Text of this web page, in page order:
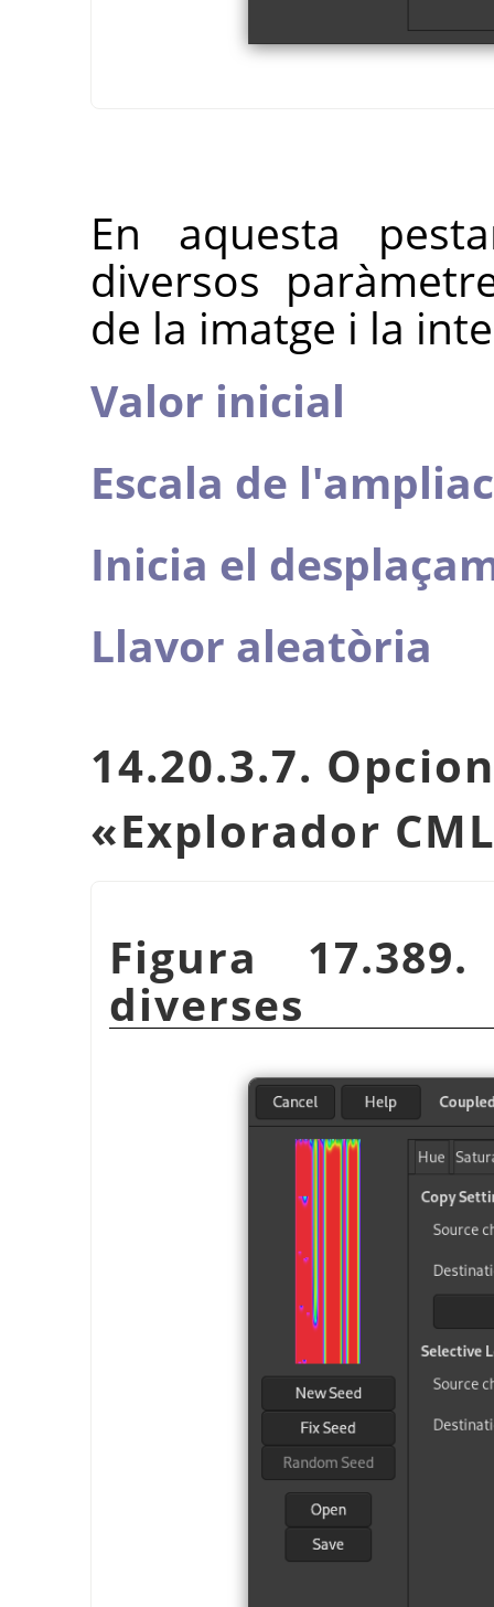
En aquesta
diversos
de la imatge i la
Valor inicial
Escala de
Inicia el
Llavor aleatòria
14.20.3.7.
«Explorador
Figura
diverses